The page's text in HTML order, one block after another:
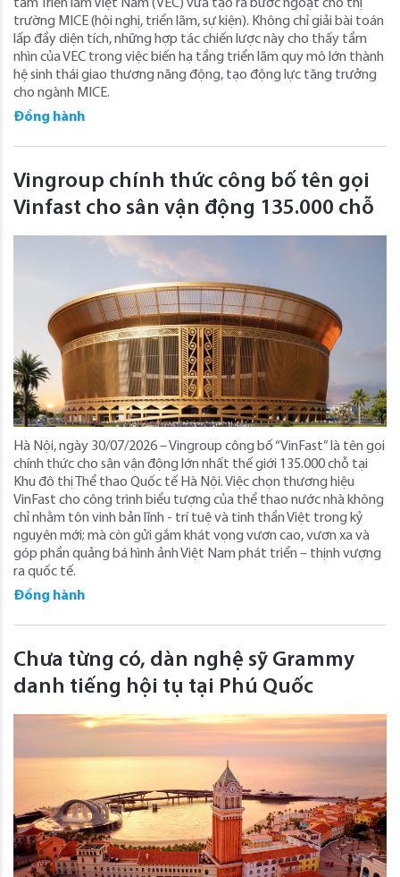
tâm Triển lãm Việt Nam (VEC) vừa tạo ra bước ngoặt cho thị
trường MICE (hội nghị, triển lãm, sự kiện). Không chỉ giải bài toán
lấp đầy diện tích, những hợp tác chiến lược này cho thấy tầm
nhìn của VEC trong việc biến hạ tầng triển lãm quy mô lớn thành
hệ sinh thái giao thương năng động, tạo động lực tăng trưởng
cho ngành MICE.
Đồng hành
Vingroup chính thức công bố tên gọi
Vinfast cho sân vận động 135.000 chỗ
Hà Nội, ngày 30/07/2026 – Vingroup công bố “VinFast” là tên gọi
chính thức cho sân vận động lớn nhất thế giới 135.000 chỗ tại
Khu đô thị Thể thao Quốc tế Hà Nội. Việc chọn thương hiệu
VinFast cho công trình biểu tượng của thể thao nước nhà không
chỉ nhằm tôn vinh bản lĩnh - trí tuệ và tinh thần Việt trong kỷ
nguyên mới; mà còn gửi gắm khát vọng vươn cao, vươn xa và
góp phần quảng bá hình ảnh Việt Nam phát triển – thịnh vượng
ra quốc tế.
Đồng hành
Chưa từng có, dàn nghệ sỹ Grammy
danh tiếng hội tụ tại Phú Quốc